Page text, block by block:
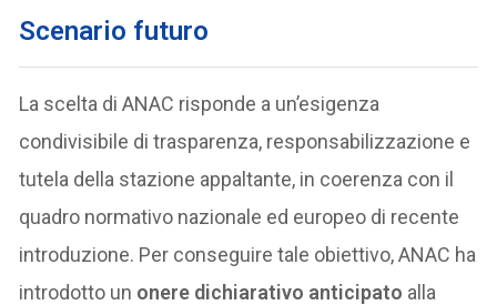
Scenario futuro
La scelta di ANAC risponde a un’esigenza
condivisibile di trasparenza, responsabilizzazione e
tutela della stazione appaltante, in coerenza con il
quadro normativo nazionale ed europeo di recente
introduzione. Per conseguire tale obiettivo, ANAC ha
introdotto un onere dichiarativo anticipato alla